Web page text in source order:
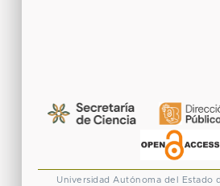
Universidad Autónoma del Estado